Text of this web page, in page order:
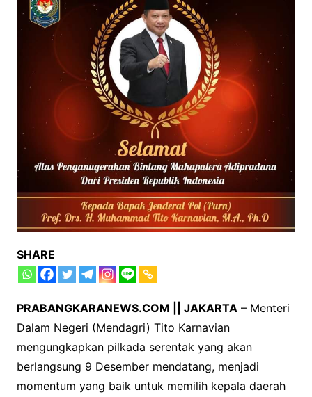
SHARE
PRABANGKARANEWS.COM || JAKARTA – Menteri
Dalam Negeri (Mendagri) Tito Karnavian
mengungkapkan pilkada serentak yang akan
berlangsung 9 Desember mendatang, menjadi
momentum yang baik untuk memilih kepala daerah